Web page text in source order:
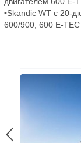
•Skandic WT с 20-
600/900, 600 E-
